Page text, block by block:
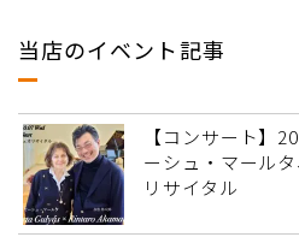
当店のイベント記事
【コンサート】
ーシュ・マール
リサイタル